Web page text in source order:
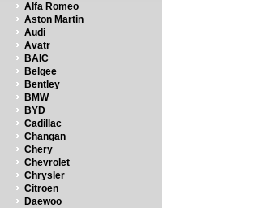
Alfa Romeo
Aston Martin
Audi
Avatr
BAIC
Belgee
Bentley
BMW
BYD
Cadillac
Changan
Chery
Chevrolet
Chrysler
Citroen
Daewoo